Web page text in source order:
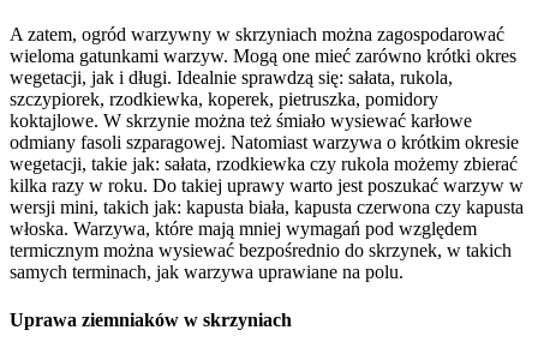
A zatem, ogród warzywny w skrzyniach można zagospodarować
wieloma gatunkami warzyw. Mogą one mieć zarówno krótki okres
wegetacji, jak i długi. Idealnie sprawdzą się: sałata, rukola,
szczypiorek, rzodkiewka, koperek, pietruszka, pomidory
koktajlowe. W skrzynie można też śmiało wysiewać karłowe
odmiany fasoli szparagowej. Natomiast warzywa o krótkim okresie
wegetacji, takie jak: sałata, rzodkiewka czy rukola możemy zbierać
kilka razy w roku. Do takiej uprawy warto jest poszukać warzyw w
wersji mini, takich jak: kapusta biała, kapusta czerwona czy kapusta
włoska. Warzywa, które mają mniej wymagań pod względem
termicznym można wysiewać bezpośrednio do skrzynek, w takich
samych terminach, jak warzywa uprawiane na polu.
Uprawa ziemniaków w skrzyniach